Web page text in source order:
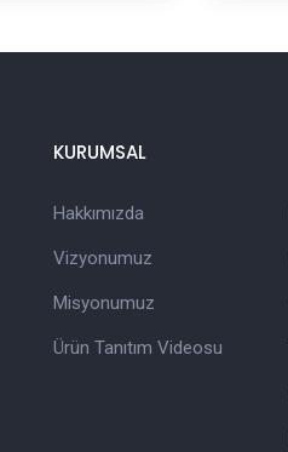
KURUMSAL
Hakkımızda
Vizyonumuz
Misyonumuz
Ürün Tanıtım Videosu